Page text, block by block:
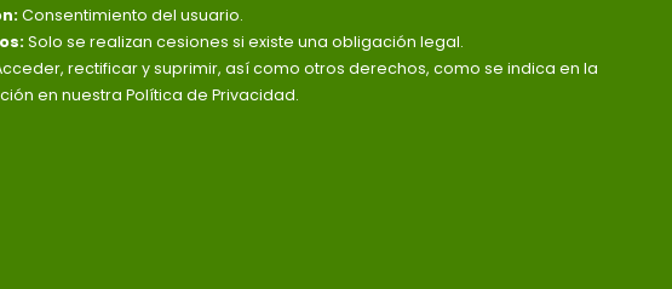
Consentimiento del usuario.
Solo se realizan cesiones si existe una obligación legal.
rectificar y suprimir, así como otros derechos, como se indica en la
en nuestra Política de Privacidad.